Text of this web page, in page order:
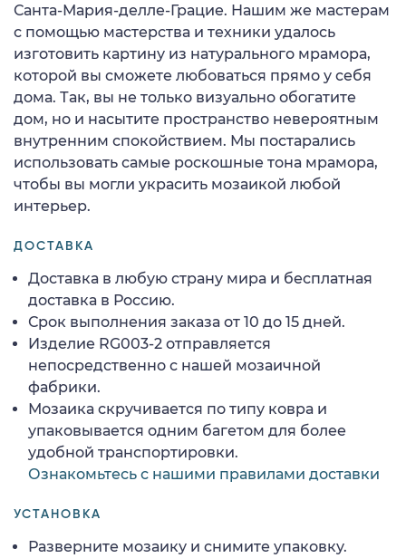
Санта-Мария-делле-Грацие. Нашим же мастерам
с помощью мастерства и техники удалось
изготовить картину из натурального мрамора,
которой вы сможете любоваться прямо у себя
дома. Так, вы не только визуально обогатите
дом, но и насытите пространство невероятным
внутренним спокойствием. Мы постарались
использовать самые роскошные тона мрамора,
чтобы вы могли украсить мозаикой любой
интерьер.
ДОСТАВКА
Доставка в любую страну мира и бесплатная
доставка в Россию.
Срок выполнения заказа от 10 до 15 дней.
Изделие RG003-2 отправляется
непосредственно с нашей мозаичной
фабрики.
Мозаика скручивается по типу ковра и
упаковывается одним багетом для более
удобной транспортировки.
Ознакомьтесь с нашими правилами доставки
УСТАНОВКА
Разверните мозаику и снимите упаковку.